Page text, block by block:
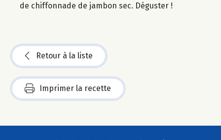
de chiffonnade de jambon sec. Déguster !
Retour à la liste
Imprimer la recette